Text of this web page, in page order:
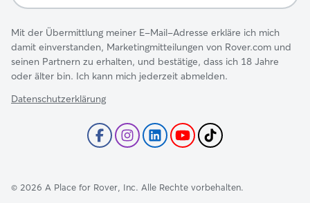
Mit der Übermittlung meiner E-Mail-Adresse erkläre ich mich
damit einverstanden, Marketingmitteilungen von Rover.com und
seinen Partnern zu erhalten, und bestätige, dass ich 18 Jahre
oder älter bin. Ich kann mich jederzeit abmelden.
Datenschutzerklärung
© 2026 A Place for Rover, Inc. Alle Rechte vorbehalten.